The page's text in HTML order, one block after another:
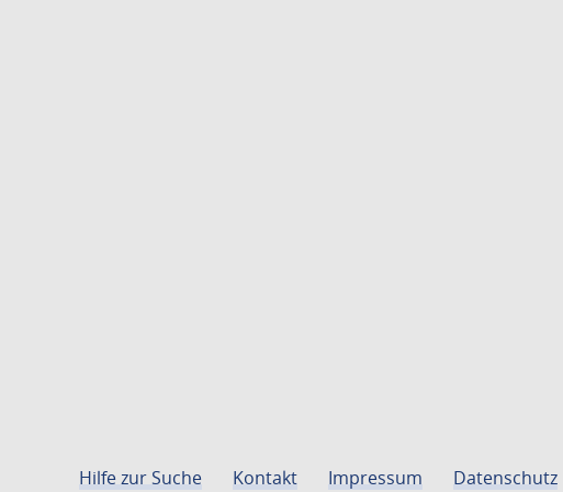
Hilfe zur Suche Kontakt Impressum Datenschutz